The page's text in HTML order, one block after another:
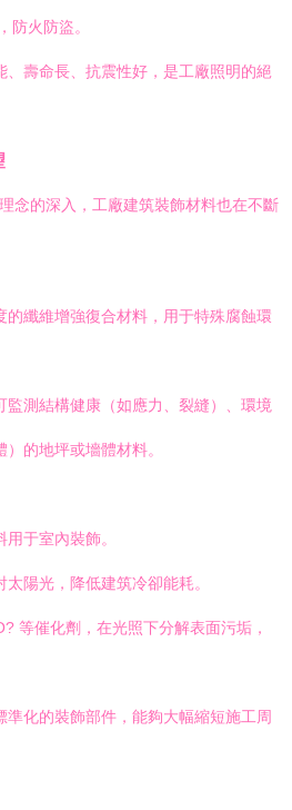
防火防盜。
、壽命長、抗震性好，是工廠照明的絕
念的深入，工廠建筑裝飾材料也在不斷
的纖維增強復合材料，用于特殊腐蝕環
監測結構健康（如應力、裂縫）、環境
的地坪或墻體材料。
用于室內裝飾。
太陽光，降低建筑冷卻能耗。
等催化劑，在光照下分解表面污垢，
準化的裝飾部件，能夠大幅縮短施工周